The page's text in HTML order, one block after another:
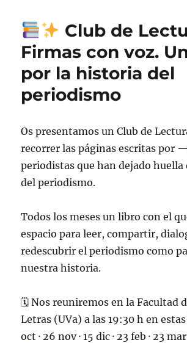
Club de
Firmas con voz.
por la historia del
periodismo
Os presentamos un Club de
recorrer las páginas escritas por
periodistas que han dejado
del periodismo.
Todos los meses un libro con el
espacio para leer, compartir,
redescubrir el periodismo como
nuestra historia.
🗓 Nos reuniremos en la Facultad
Letras (UVa) a las 19:30 h en
oct · 26 nov · 15 dic · 23 feb · 23